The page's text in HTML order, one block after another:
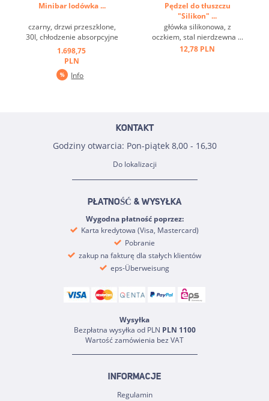
Minibar lodówka ...
czarny, drzwi przeszklone,
30l, chłodzenie absorpcyjne
...
1.698,75
PLN
Info
Pędzel do tłuszczu
"Silikon" ...
główka silikonowa, z
oczkiem, stal nierdzewna ...
12,78 PLN
KONTAKT
Godziny otwarcia: Pon-piątek 8,00 - 16,30
Do lokalizacji
PŁATNOŚĆ & WYSYŁKA
Wygodna płatność poprzez:
Karta kredytowa (Visa, Mastercard)
Pobranie
zakup na fakturę dla stałych klientów
eps-Überweisung
Wysyłka
Bezpłatna wysyłka od PLN PLN 1100
Wartość zamówienia bez VAT
INFORMACJE
Regulamin